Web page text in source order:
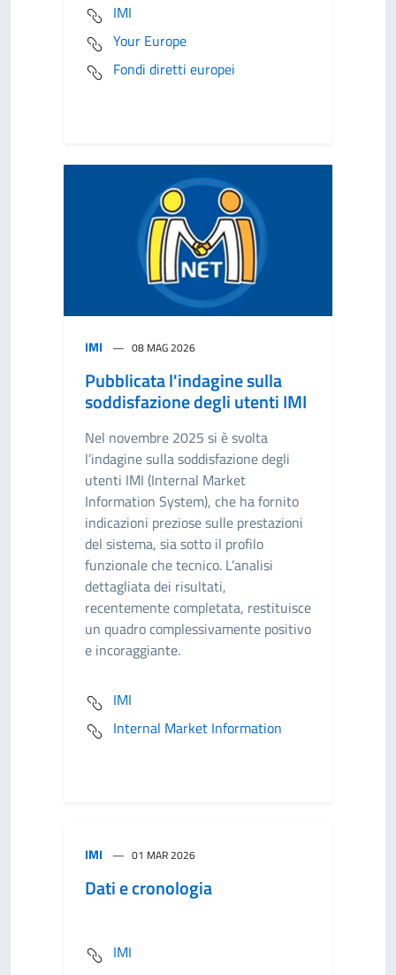
IMI
Your Europe
Fondi diretti europei
IMI 08 MAG 2026
Pubblicata l'indagine sulla
soddisfazione degli utenti IMI
Nel novembre 2025 si è svolta
l’indagine sulla soddisfazione degli
utenti IMI (Internal Market
Information System), che ha fornito
indicazioni preziose sulle prestazioni
del sistema, sia sotto il profilo
funzionale che tecnico. L’analisi
dettagliata dei risultati,
recentemente completata, restituisce
un quadro complessivamente positivo
e incoraggiante.
IMI
Internal Market Information
IMI 01 MAR 2026
Dati e cronologia
IMI